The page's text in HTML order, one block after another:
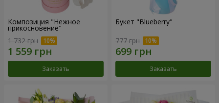
Композиция "Нежное
прикосновение"
1 732 грн
Заказать
Букет "Blueberry"
777 грн
Заказать